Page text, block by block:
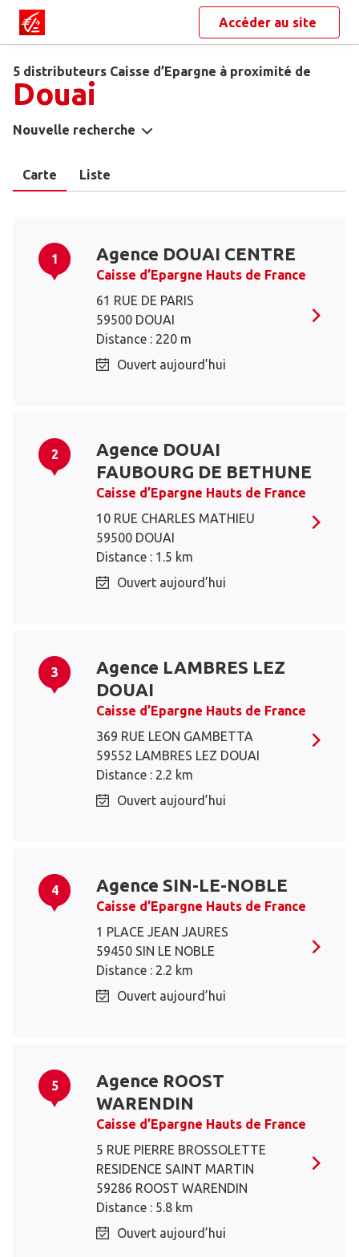
Accéder au site
5 distributeurs Caisse d’Epargne à proximité de
Douai
Nouvelle recherche
Carte Liste
1 Agence DOUAI CENTRE
Caisse d’Epargne Hauts de France
61 RUE DE PARIS
59500 DOUAI
Distance : 220 m
Ouvert aujourd’hui
2
Agence DOUAI
FAUBOURG DE BETHUNE
Caisse d’Epargne Hauts de France
10 RUE CHARLES MATHIEU
59500 DOUAI
Distance : 1.5 km
Ouvert aujourd’hui
3
Agence LAMBRES LEZ
DOUAI
Caisse d’Epargne Hauts de France
369 RUE LEON GAMBETTA
59552 LAMBRES LEZ DOUAI
Distance : 2.2 km
Ouvert aujourd’hui
4 Agence SIN-LE-NOBLE
Caisse d’Epargne Hauts de France
1 PLACE JEAN JAURES
59450 SIN LE NOBLE
Distance : 2.2 km
Ouvert aujourd’hui
5
Agence ROOST
WARENDIN
Caisse d’Epargne Hauts de France
5 RUE PIERRE BROSSOLETTE
RESIDENCE SAINT MARTIN
59286 ROOST WARENDIN
Distance : 5.8 km
Ouvert aujourd’hui